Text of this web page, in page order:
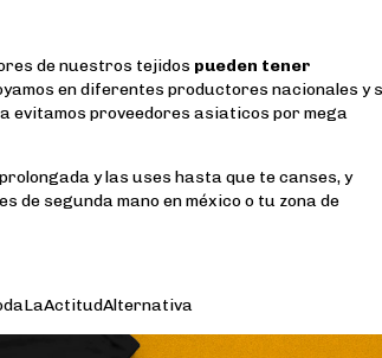
de nuestros tejidos pueden tener
en diferentes productores nacionales y
evitamos proveedores asiaticos por mega
y las uses hasta que te canses, y
de segunda mano en méxico o tu zona de